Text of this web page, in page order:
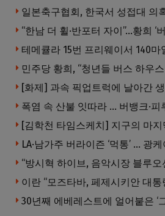
일본축구협회, 한국서 성접대 의
민주당 황희, “청년들 버스 하우
[김학천 타임스케치] 지구의 마지
LA·남가주 버라이즌 ‘먹통’ … 광
“방시혁 하이브, 음악시장 블루오
이란 “모즈타바, 페제시키안 대통
30년째 에베레스트에 얼어붙은 ‘